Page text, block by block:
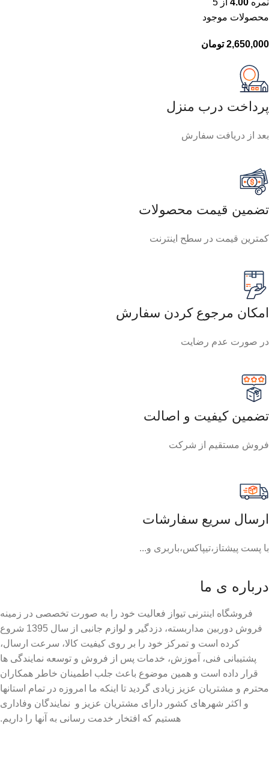
نمره 4.00 از 5
محصولات موجود
تومان
پرداخت درب منزل
بعد از دریافت سفارش
تضمین قیمت محصولات
کمترین قیمت در سطح اینترنت
امکان مرجوع کردن سفارش
در صورت عدم رضایت
تضمین کیفیت و اصالت
فروش مستقیم از شرکت
ارسال سریع سفارشات
با پست پیشتاز،تیپاکس،باربری و...
درباره ی ما
فروشگاه اینترنی تیواز فعالیت خود را به صورت تخصصی در زمینه
فروش دوربین مداربسته، دزدگیر و لوازم جانبی از سال 1395 شروع
کرده است و تمرکز خود را بر روی کیفیت کالا، سرعت ارسال،
پشتیبانی فنی، آموزش، خدمات پس از فروش و توسعه نمایندگی ها
قرار داده است و همین موضوع باعث جلب اطمینان خاطر همکاران
محترم و مشتریان عزیز زیادی گردید تا اینکه ما امروزه در تمام استانها
و اکثر شهرهای کشور دارای مشتریان عزیز و نمایندگان وفاداری
هستیم که افتخار خدمت رسانی به آنها را داریم.